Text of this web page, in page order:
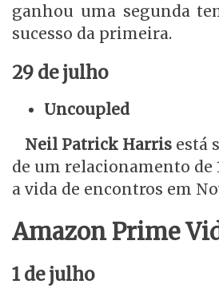
ganhou uma segunda
sucesso da primeira.
29 de julho
Uncoupled
Neil Patrick Harris está
de um relacionamento de
a vida de encontros em
Amazon Prime
1 de julho